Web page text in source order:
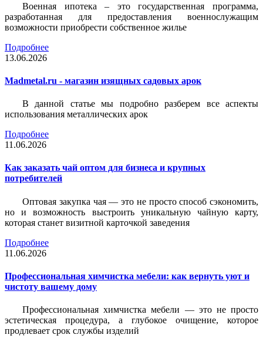
Военная ипотека – это государственная программа,
разработанная для предоставления военнослужащим
возможности приобрести собственное жилье
Подробнее
13.06.2026
Madmetal.ru - магазин изящных садовых арок
В данной статье мы подробно разберем все аспекты
использования металлических арок
Подробнее
11.06.2026
Как заказать чай оптом для бизнеса и крупных
потребителей
Оптовая закупка чая — это не просто способ сэкономить,
но и возможность выстроить уникальную чайную карту,
которая станет визитной карточкой заведения
Подробнее
11.06.2026
Профессиональная химчистка мебели: как вернуть уют и
чистоту вашему дому
Профессиональная химчистка мебели — это не просто
эстетическая процедура, а глубокое очищение, которое
продлевает срок службы изделий